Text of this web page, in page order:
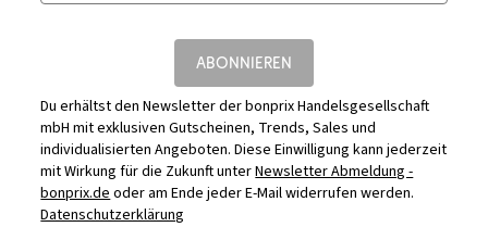
ABONNIEREN
Du erhältst den Newsletter der bonprix Handelsgesellschaft
mbH mit exklusiven Gutscheinen, Trends, Sales und
individualisierten Angeboten. Diese Einwilligung kann jederzeit
mit Wirkung für die Zukunft unterNewsletter Abmeldung -
bonprix.deoder am Ende jeder E-Mail widerrufen werden.
Datenschutzerklärung